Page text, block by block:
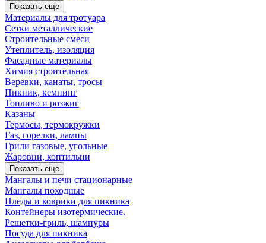
Показать еще
Материалы для тротуара
Сетки металлические
Строительные смеси
Утеплитель, изоляция
Фасадные материалы
Химия строительная
Веревки, канаты, тросы
Пикник, кемпинг
Топливо и розжиг
Казаны
Термосы, термокружки
Газ, горелки, лампы
Грили газовые, угольные
Жаровни, коптильни
Показать еще
Мангалы и печи стационарные
Мангалы походные
Пледы и коврики для пикника
Контейнеры изотермические.
Решетки-гриль, шампуры
Посуда для пикника